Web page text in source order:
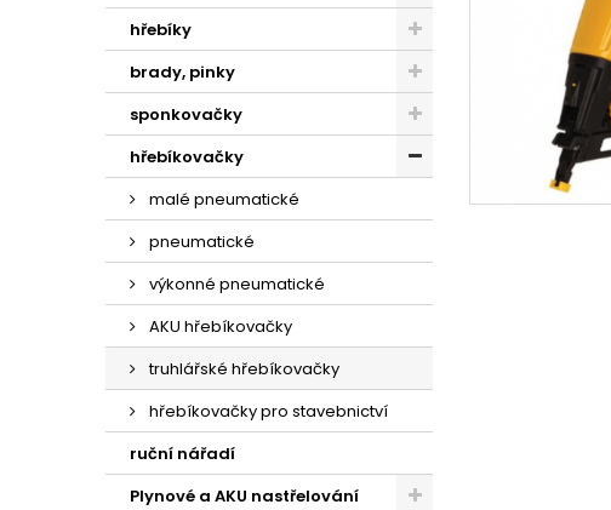
hřebíky
brady, pinky
sponkovačky
hřebíkovačky
malé pneumatické
pneumatické
výkonné pneumatické
AKU hřebíkovačky
truhlářské hřebíkovačky
hřebíkovačky pro stavebnictví
ruční nářadí
Plynové a AKU nastřelování